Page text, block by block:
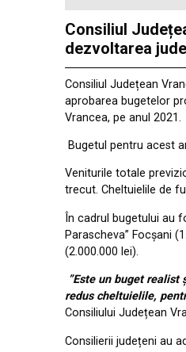
Consiliul
dezvoltarea
Consiliul Județean
aprobarea bugetelor
Vrancea, pe anul 2021.
Bugetul pentru acest
Veniturile totale
trecut. Cheltuielile de
În cadrul bugetului au
Parascheva” Focșani
(2.000.000 lei).
”Este un buget
redus cheltuielile,
Consiliului Județean
Consilierii județeni au